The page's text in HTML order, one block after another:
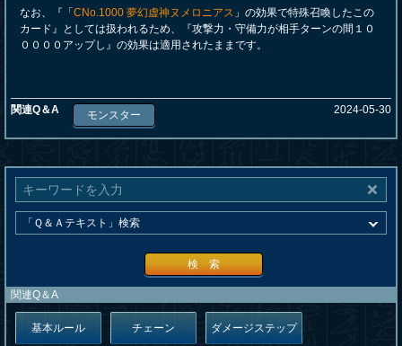
なお、『「 CNo.1000 夢幻虚神ヌメロニアス 」の効果で特殊召喚したこの
カード』としては扱われるため、『攻撃力・守備力が相手ターンの間１０
００００アップし』の効果は適用されたままです。
関連Q＆A モンスター 2024-05-30
検 索
関連Q＆A
基本ルール チェーン ダメージステップ